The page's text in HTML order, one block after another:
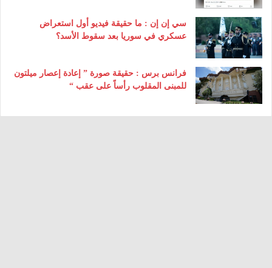
سي إن إن : ما حقيقة فيديو أول استعراض
عسكري في سوريا بعد سقوط الأسد؟
فرانس برس : حقيقة صورة ” إعادة إعصار ميلتون
للمبنى المقلوب رأساً على عقب “